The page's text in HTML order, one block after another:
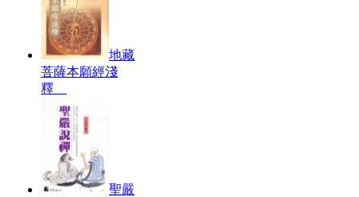
地藏
菩薩本願經淺
釋
聖嚴